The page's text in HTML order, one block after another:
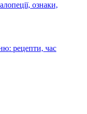
ознаки,
рецепти, час